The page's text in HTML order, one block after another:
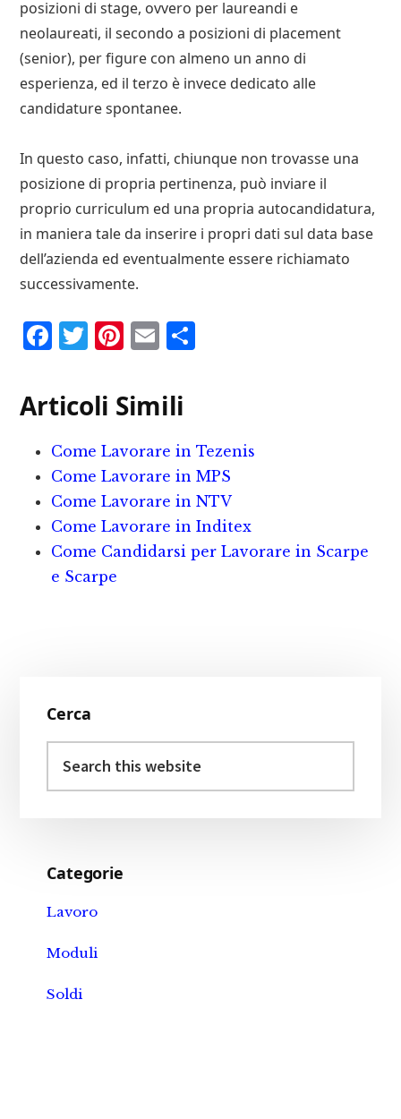
posizioni di stage, ovvero per laureandi e
neolaureati, il secondo a posizioni di placement
(senior), per figure con almeno un anno di
esperienza, ed il terzo è invece dedicato alle
candidature spontanee.
In questo caso, infatti, chiunque non trovasse una
posizione di propria pertinenza, può inviare il
proprio curriculum ed una propria autocandidatura,
in maniera tale da inserire i propri dati sul data base
dell’azienda ed eventualmente essere richiamato
successivamente.
F
c
e
b
o
o
k
T
it
te
r
P
n
te
r
e
st
E
ai
l
iv
i
d
i
Articoli Simili
Come Lavorare in Tezenis
Come Lavorare in MPS
Come Lavorare in NTV
Come Lavorare in Inditex
Come Candidarsi per Lavorare in Scarpe
e Scarpe
Sidebar
Cerca
this
Categorie
Lavoro
Moduli
Soldi